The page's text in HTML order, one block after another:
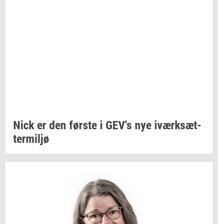
Nick er den før­ste i GEV's nye iværk­sæt­
ter­mil­jø